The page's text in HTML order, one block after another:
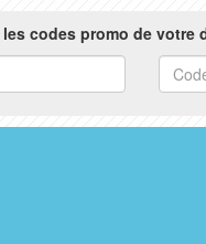
les codes promo de votre